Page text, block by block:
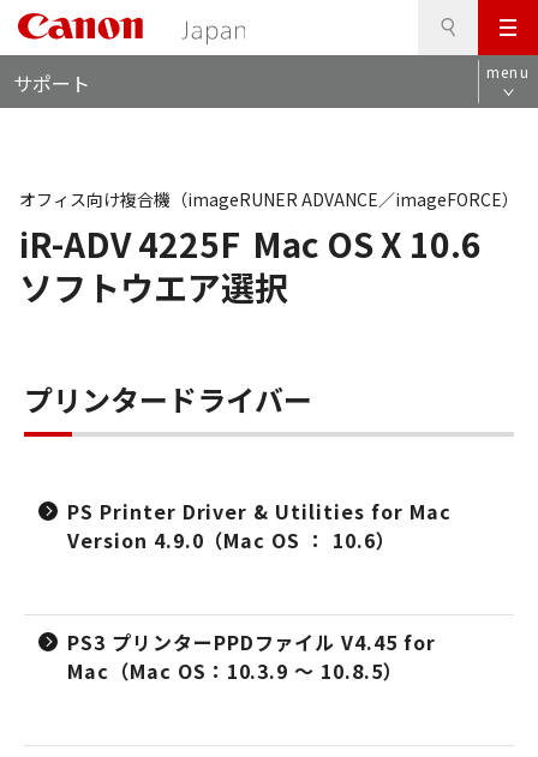
メ
ニ
ュ
サポート menu
iR-ADV 4225F Mac OS X 10.6
ソフトウエア選択
オフィス向け複合機（imageRUNER ADVANCE／imageFORCE）
プリンタードライバー
PS Printer Driver & Utilities for Mac
Version 4.9.0（Mac OS ： 10.6）
PS3 プリンターPPDファイル V4.45 for
Mac（Mac OS：10.3.9 ～ 10.8.5）